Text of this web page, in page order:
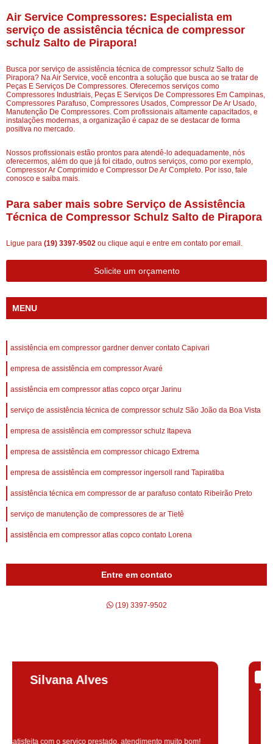
Air Service Compressores: Especialista em
serviço de assistência técnica de compressor
schulz Salto de Pirapora!
Busca por serviço de assistência técnica de compressor schulz Salto de
Pirapora? Na Air Service, você encontra a solução que busca ao se tratar de
Peças E Serviços De Compressores. Oferecemos serviços como
Compressores Industriais, Peças E Serviços De Compressores Em Campinas,
Compressores Parafuso, Compressores Usados, Compressor De Ar Usado,
Manutenção De Compressores. Com profissionais altamente capacitados, e
instalações modernas, a organização é capaz de se destacar de forma
positiva no mercado.
Nossos profissionais estão prontos para atendê-lo adequadamente, nós
oferecermos, além do que já foi citado, outros serviços, como por exemplo,
Compressor Ar Comprimido e Compressor De Ar Completo. Por isso, fale
conosco e saiba mais.
Para saber mais sobre Serviço de Assistência
Técnica de Compressor Schulz Salto de Pirapora
Ligue para (19) 3397-9502 ou clique aqui e entre em contato por email.
Solicite um orçamento
MENU
assistência em compressor gardner denver contato Capivari
empresa de assistência em compressor Avaré
assistência em compressor atlas copco orçar Jarinu
serviço de assistência técnica de compressor schulz São João da Boa Vista
empresa de assistência em compressor schulz Itapeva
empresa de assistência em compressor chicago Extrema
empresa de assistência em compressor ingersoll rand Tapiratiba
assistência técnica em compressor de ar parafuso contato Ribeirão Preto
serviço de manutenção de compressores de ar Tietê
assistência em compressor atlas copco contato Lorena
Entre em contato
(19) 3397-9502
Napolitano